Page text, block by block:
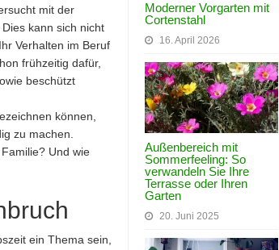
Moderner Vorgarten mit
Cortenstahl
16. April 2026
Außenbereich mit
Sommerfeeling: So
verwandeln Sie Ihre
Terrasse oder Ihren
Garten
20. Juni 2025
mit der
kann sich nicht
Verhalten im Beruf
frühzeitig dafür,
beschützt
können,
zu machen.
Und wie
ein Thema sein,